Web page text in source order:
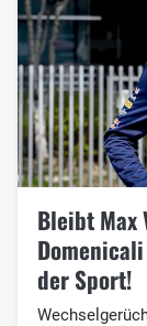
Bleibt Max
der Sport!